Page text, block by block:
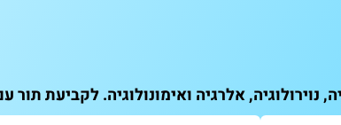
אלרגיה ואימונולוגיה. לקביעת